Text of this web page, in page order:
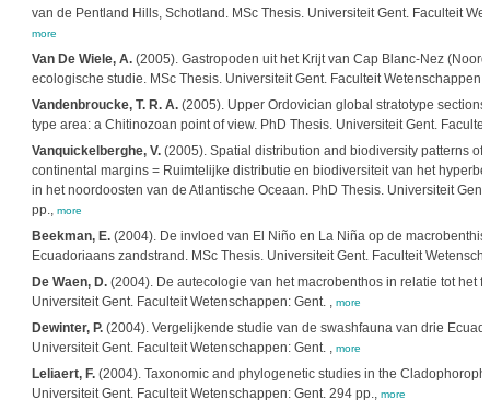
van de Pentland Hills, Schotland. MSc Thesis. Universiteit Gent. Faculteit
more
Van De Wiele, A.(2005). Gastropoden uit het Krijt van Cap Blanc-Nez
ecologische studie. MSc Thesis. Universiteit Gent. Faculteit Wetenschappen:
Vandenbroucke, T. R. A.(2005). Upper Ordovician global stratotype
type area: a Chitinozoan point of view. PhD Thesis. Universiteit Gent.
Vanquickelberghe, V.(2005). Spatial distribution and biodiversity patterns of
continental margins = Ruimtelijke distributie en biodiversiteit van het
in het noordoosten van de Atlantische Oceaan. PhD Thesis. Universiteit
pp., more
Beekman, E.(2004). De invloed van El Niño en La Niña op de
Ecuadoriaans zandstrand. MSc Thesis. Universiteit Gent. Faculteit
De Waen, D.(2004). De autecologie van het macrobenthos in relatie tot het
Universiteit Gent. Faculteit Wetenschappen: Gent. , more
Dewinter, P.(2004). Vergelijkende studie van de swashfauna van drie
Universiteit Gent. Faculteit Wetenschappen: Gent. , more
Leliaert, F.(2004). Taxonomic and phylogenetic studies in the
Universiteit Gent. Faculteit Wetenschappen: Gent. 294 pp., more